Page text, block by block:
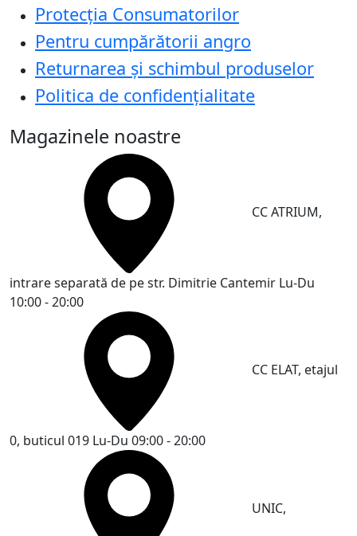
Protecţia Consumatorilor
Pentru cumpărătorii angro
Returnarea și schimbul produselor
Politica de confidențialitate
Magazinele noastre
CC ATRIUM,
intrare separată de pe str. Dimitrie Cantemir Lu-Du
10:00 - 20:00
CC ELAT, etajul
0, buticul 019 Lu-Du 09:00 - 20:00
UNIC,